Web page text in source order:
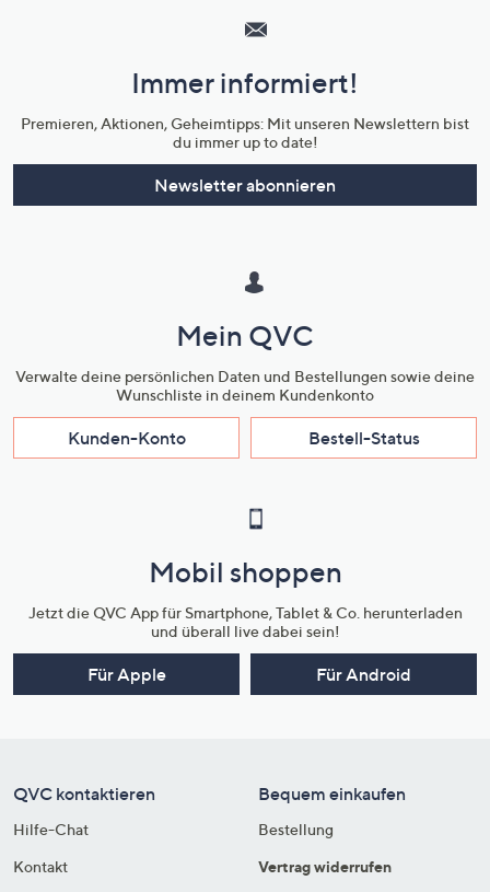
Unternehmensinformationen
Immer informiert!
Premieren, Aktionen, Geheimtipps: Mit unseren Newslettern bist
du immer up to date!
Newsletter abonnieren
Mein QVC
Verwalte deine persönlichen Daten und Bestellungen sowie deine
Wunschliste in deinem Kundenkonto
Kunden-Konto Bestell-Status
Mobil shoppen
Jetzt die QVC App für Smartphone, Tablet & Co. herunterladen
und überall live dabei sein!
Für Apple Für Android
QVC kontaktieren
Hilfe-Chat
Kontakt
Bequem einkaufen
Bestellung
Vertrag widerrufen